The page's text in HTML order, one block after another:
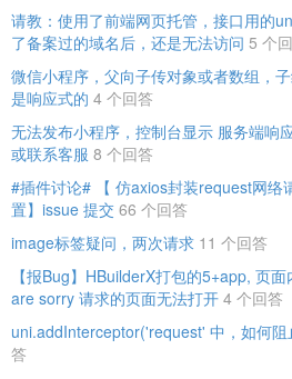
请教：使用了前端网页托管，接口用的
了备案过的域名后，还是无法访问 5 个
微信小程序，父向子传对象或者数组，
是响应式的 4 个回答
无法发布小程序，控制台显示 服务端响
或联系客服 8 个回答
#插件讨论# 【 仿axios封装request网络
置】issue 提交 66 个回答
image标签疑问，两次请求 11 个回答
【报Bug】HBuilderX打包的5+app, 页
are sorry 请求的页面无法打开 4 个回答
uni.addInterceptor('request' 中，如何
答